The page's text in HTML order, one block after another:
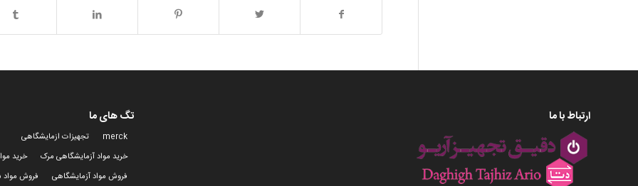
ارتباط با ما تگ های ما
merck
تجهیزات ازمایشگاهی
خرید مواد آزمایشگاهی مرک
خرید
فروش مواد آزمایشگاهی
فروش مواد